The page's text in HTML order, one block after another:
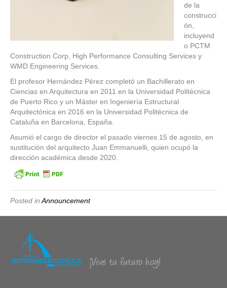
de la
construcci
ón,
incluyend
o PCTM
Construction Corp, High Performance Consulting Services y
WMD Engineering Services.
El profesor Hernández Pérez completó un Bachillerato en
Ciencias en Arquitectura en 2011 en la Universidad Politécnica
de Puerto Rico y un Máster en Ingeniería Estructural
Arquitectónica en 2016 en la Universidad Politécnica de
Cataluña en Barcelona, España.
Asumió el cargo de director el pasado viernes 15 de agosto, en
sustitución del arquitecto Juan Emmanuelli, quien ocupó la
dirección académica desde 2020.
Posted inAnnouncement